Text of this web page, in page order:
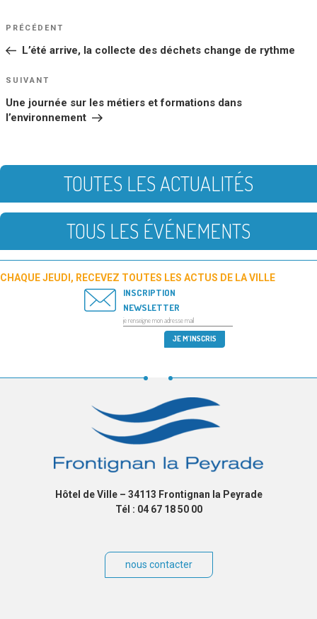
NAVIGATION
DE
Article
PRÉCÉDENT
L’été arrive, la collecte des déchets change de rythme
Article
SUIVANT
Une journée sur les métiers et formations dans
l’environnement
TOUTES LES ACTUALITÉS
TOUS LES ÉVÉNEMENTS
CHAQUE JEUDI, RECEVEZ TOUTES LES ACTUS DE LA VILLE
INSCRIPTION
NEWSLETTER
Hôtel de Ville – 34113 Frontignan la Peyrade
Tél : 04 67 18 50 00
nous contacter